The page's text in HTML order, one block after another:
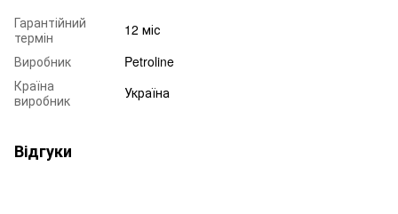
Гарантійний
термін
12 міс
Виробник
Petroline
Країна
виробник
Україна
Відгуки